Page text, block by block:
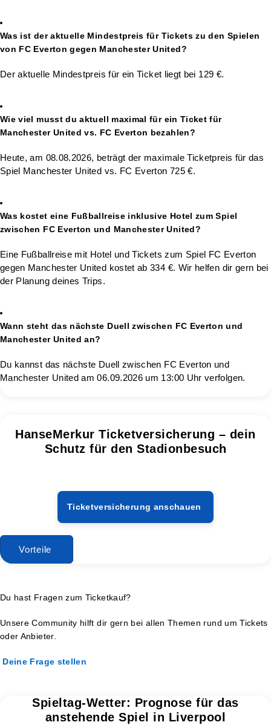
Was ist der aktuelle Mindestpreis für Tickets zu den Spielen
von FC Everton gegen Manchester United?
Der aktuelle Mindestpreis für ein Ticket liegt bei 129 €.
Wie viel musst du aktuell maximal für ein Ticket für
Manchester United vs. FC Everton bezahlen?
Heute, am 08.08.2026, beträgt der maximale Ticketpreis für das
Spiel Manchester United vs. FC Everton 725 €.
Was kostet eine Fußballreise inklusive Hotel zum Spiel
zwischen FC Everton und Manchester United?
Eine Fußballreise mit Hotel und Tickets zum Spiel FC Everton
gegen Manchester United kostet ab 334 €. Wir helfen dir gern bei
der Planung deines Trips.
Wann steht das nächste Duell zwischen FC Everton und
Manchester United an?
Du kannst das nächste Duell zwischen FC Everton und
Manchester United am 06.09.2026 um 13:00 Uhr verfolgen.
HanseMerkur Ticketversicherung – dein
Schutz für den Stadionbesuch
Ticketversicherung anschauen
Vorteile
Du hast Fragen zum Ticketkauf?
Unsere Community hilft dir gern bei allen Themen rund um Tickets
oder Anbieter.
Deine Frage stellen
Spieltag-Wetter: Prognose für das
anstehende Spiel in Liverpool